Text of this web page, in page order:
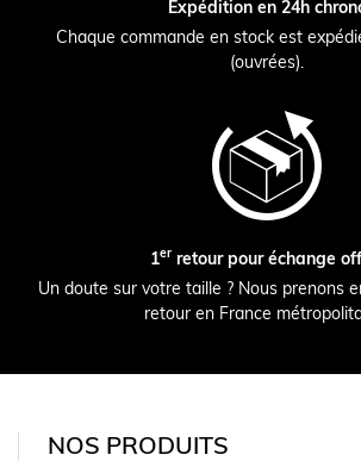
Expédition en 24h
Chaque commande en stock est
(ouvrées).
1erretour pour échange
Un doute sur votre taille ? Nous prenons
retour en France
NOS PRODUITS